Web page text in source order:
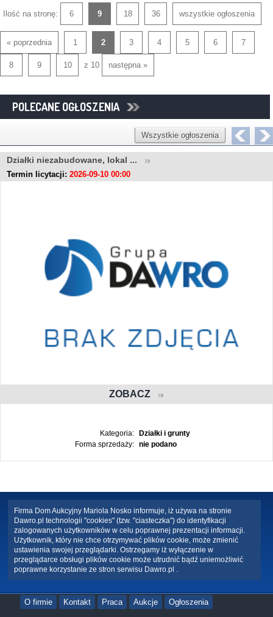
Ilość na stronę: 6 9 18 36 wszystkie ogłoszenia
« poprzednia 1 2 3 4 5 6 7
8 9 10 z 10 następna »
POLECANE OGŁOSZENIA
Wszystkie ogłoszenia
Działki niezabudowane, lokal ...
Termin licytacji: 2026-09-10 00:00
ZOBACZ
Kategoria:
Działki i grunty
Forma sprzedaży:
nie podano
Firma Dom Aukcyjny Mariola Nosko informuje, iż używa na stronie
Dawro.pl technologii "cookies" (tzw. "ciasteczka") do identyfikacji
zalogowanych użytkowników w celu poprawnej prezentacji informacji.
Użytkownik, który nie chce otrzymywać plików cookie, może zmienić
ustawienia swojej przeglądarki. Ostrzegamy iż wyłączenie w
przeglądarce obsługi plików cookie może utrudnić bądź uniemożliwić
poprawne korzystanie ze stron serwisu Dawro.pl .
O firmie Kontakt Praca Aukcje Ogłoszenia